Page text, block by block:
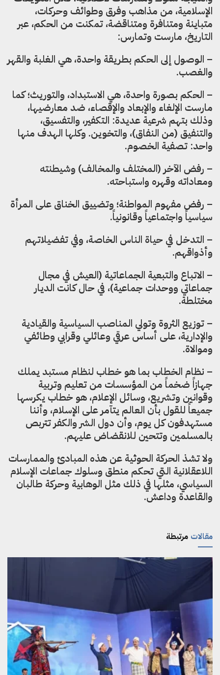
الإسلامية، من مذاهب وفرق وطوائف وحركات،
متباينة ومتنافرة ومتناقضة، تمكنت من الحكم، عبر
التاريخ، مارست وتمارس:
– الوصول إلى الحكم بطريقة واحدة، هي الغلبة والقهر
والغصب.
– الحكم بصورة واحدة، هي الاستبداد، والتوريث؛ كما
مارست الإلغاء والإبعاد والإقصاء، ضد معارضيها،
وذلك بتهم شرعية عديدة: التكفير، والتفسيق،
والتنفيق (من النفاق)، والتخوين. وكلها الهدف منها
واحد: تصفية الخصوم.
– رفض الآخر (المختلف والمخالف) وشيطنته
ومعاداته وقهره واستباحته.
– رفض مفهوم المواطنة؛ وتضييق الخناق على المرأة
سياسياً واجتماعياً وقانونياً.
– التدخل في حياة الناس الخاصة، وفي تفضيلاتهم
وأذواقهم.
– الاتباع والتبعية الجماعاتية (العيش في مجال
جماعاتي ووحدات جماعية)، في حال كانت الديار
مختلطة.
– توزيع الثروة وتولي المناصب السياسية والقيادية
والإدارية، على أساس عرقي وعائلي وقرابي وطائفي
وموالاة.
– نظام الخطاب بما هو خطاب لنظام مستبد يملك
جهازاً ضخماً من المؤسسات من تعليم وتربية
وقوانين وتشريع، وسائل الإعلام، هو خطاب يكرسها
جميعاً للقول بأن العالم يتآمر على الإسلام، وأننا
مستهدفون كل يوم، وأن دول الشر والكفر تتربص
بالمسلمين وتتحين للانقضاض عليهم.
ولا تشذ الحركة الحوثية عن هذه المبادئ والممارسات
اللاعقلانية التي تحكم منطق وسلوك جماعات الإسلام
السياسي، مثلها في ذلك مثل الوهابية وحركة طالبان
والقاعدة وداعش.
مرتبطة مقالات